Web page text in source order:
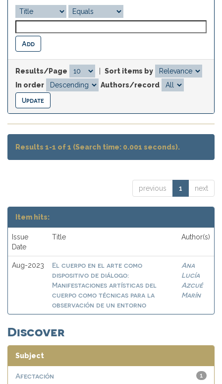
Results/Page
Sort items by
In order
Authors/record
Results 1-1 of 1 (Search time: 0.001 seconds).
previous 1 next
Item hits:
Issue
Date
Title Author(s)
Aug-2023
El cuerpo en el arte como
dispositivo de diálogo:
Manifestaciones artísticas del
cuerpo como técnicas para la
observación de un entorno
Ana
Lucía
Azcué
Marín
Discover
Subject
1
Afectación